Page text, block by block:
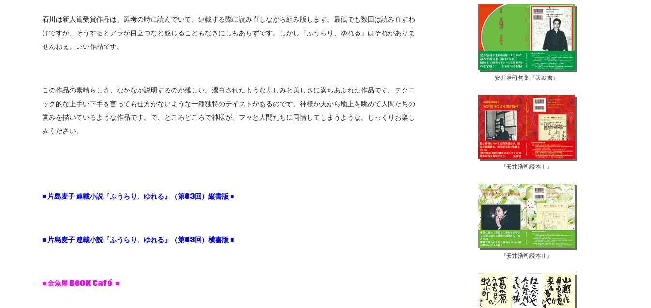
石川は新人賞受賞作品は、選考の時に読んでいて、連載する際に読み直しながら組み版します。最低でも数回は読み直すわ
けですが、そうするとアラが目立つなと感じることもなきにしもあらずです。しかし『ふうらり、ゆれる』はそれがありま
せんねぇ。いい作品です。
この作品の素晴らしさ、なかなか説明するのが難しい。漂白されたような悲しみと美しさに満ちあふれた作品です。テクニ
ック的な上手い下手を言っても仕方がないような一種独特のテイストがあるのです。神様が天から地上を眺めて人間たちの
営みを描いているような作品です。で、ところどころで神様が、フッと人間たちに同情してしまうような。じっくりお楽し
みください。
■片島麦子連載小説『ふうらり、ゆれる』（第03回）縦書版 ■
■片島麦子連載小説『ふうらり、ゆれる』（第03回）横書版 ■
■ 金魚屋 BOOK Café ■
安井浩司句集『天獄書』
『安井浩司読本Ⅰ』
『安井浩司読本Ⅱ』